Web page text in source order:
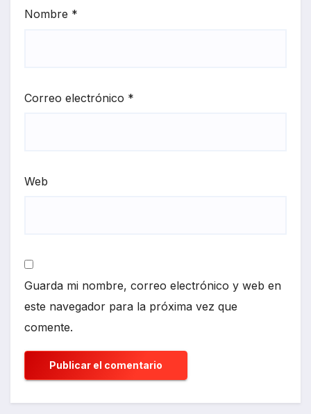
Nombre *
Correo electrónico *
Web
Guarda mi nombre, correo electrónico y web en
este navegador para la próxima vez que
comente.